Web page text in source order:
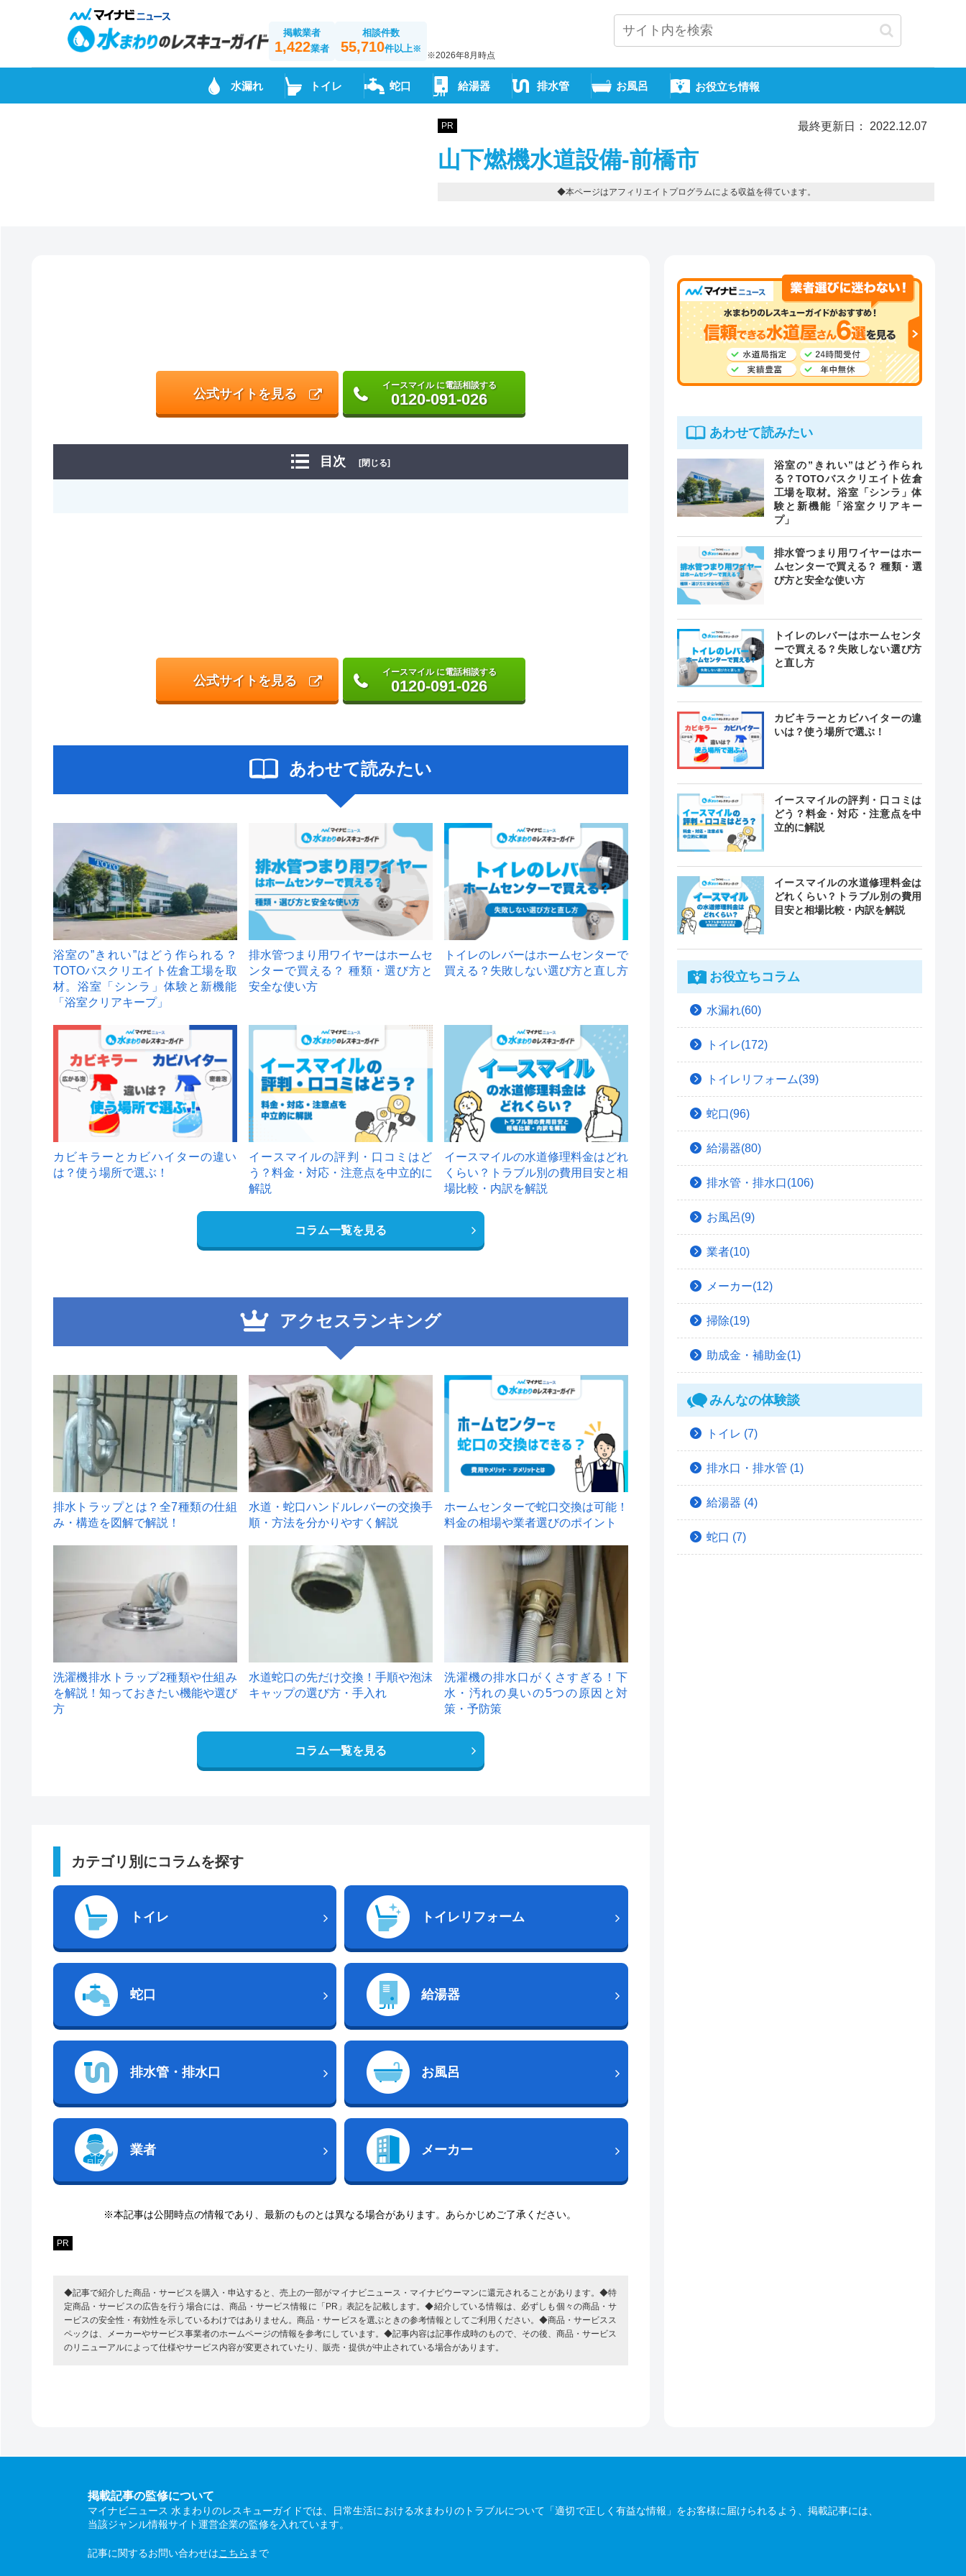
掲載業者
1,422業者
相談件数
55,710件以上※
※2026年8月時点
水漏れ トイレ 蛇口 給湯器 排水管 お風呂 お役立ち情報
PR 最終更新日： 2022.12.07
山下燃機水道設備-前橋市
◆本ページはアフィリエイトプログラムによる収益を得ています。
公式サイトを見る
イースマイル に電話相談する
0120-091-026
目次 [閉じる]
公式サイトを見る
イースマイル に電話相談する
0120-091-026
あわせて読みたい
浴室の”きれい”はどう作られる？
TOTOバスクリエイト佐倉工場を取
材。浴室「シンラ」体験と新機能
「浴室クリアキープ」
排水管つまり用ワイヤーはホームセ
ンターで買える？ 種類・選び方と
安全な使い方
トイレのレバーはホームセンターで
買える？失敗しない選び方と直し方
カビキラーとカビハイターの違い
は？使う場所で選ぶ！
イースマイルの評判・口コミはど
う？料金・対応・注意点を中立的に
解説
イースマイルの水道修理料金はどれ
くらい？トラブル別の費用目安と相
場比較・内訳を解説
コラム一覧を見る
アクセスランキング
1
排水トラップとは？全7種類の仕組
み・構造を図解で解説！
2
水道・蛇口ハンドルレバーの交換手
順・方法を分かりやすく解説
ホームセンターで蛇口交換は可能！
料金の相場や業者選びのポイント
洗濯機排水トラップ2種類や仕組み
を解説！知っておきたい機能や選び
方
水道蛇口の先だけ交換！手順や泡沫
キャップの選び方・手入れ
洗濯機の排水口がくさすぎる！下
水・汚れの臭いの5つの原因と対
策・予防策
コラム一覧を見る
カテゴリ別にコラムを探す
トイレ トイレリフォーム
蛇口 給湯器
排水管・排水口 お風呂
業者 メーカー
※本記事は公開時点の情報であり、最新のものとは異なる場合があります。あらかじめご了承ください。
PR
◆記事で紹介した商品・サービスを購入・申込すると、売上の一部がマイナビニュース・マイナビウーマンに還元されることがあります。◆特
定商品・サービスの広告を行う場合には、商品・サービス情報に「PR」表記を記載します。◆紹介している情報は、必ずしも個々の商品・サ
ービスの安全性・有効性を示しているわけではありません。商品・サービスを選ぶときの参考情報としてご利用ください。◆商品・サービスス
ペックは、メーカーやサービス事業者のホームページの情報を参考にしています。◆記事内容は記事作成時のもので、その後、商品・サービス
のリニューアルによって仕様やサービス内容が変更されていたり、販売・提供が中止されている場合があります。
あわせて読みたい
浴室の”きれい”はどう作られ
る？TOTOバスクリエイト佐倉
工場を取材。浴室「シンラ」体
験と新機能「浴室クリアキー
プ」
排水管つまり用ワイヤーはホー
ムセンターで買える？ 種類・選
び方と安全な使い方
トイレのレバーはホームセンタ
ーで買える？失敗しない選び方
と直し方
カビキラーとカビハイターの違
いは？使う場所で選ぶ！
イースマイルの評判・口コミは
どう？料金・対応・注意点を中
立的に解説
イースマイルの水道修理料金は
どれくらい？トラブル別の費用
目安と相場比較・内訳を解説
お役立ちコラム
水漏れ(60)
トイレ(172)
トイレリフォーム(39)
蛇口(96)
給湯器(80)
排水管・排水口(106)
お風呂(9)
業者(10)
メーカー(12)
掃除(19)
助成金・補助金(1)
みんなの体験談
トイレ (7)
排水口・排水管 (1)
給湯器 (4)
蛇口 (7)
掲載記事の監修について
マイナビニュース 水まわりのレスキューガイドでは、日常生活における水まわりのトラブルについて「適切で正しく有益な情報」をお客様に届けられるよう、掲載記事には、
当該ジャンル情報サイト運営企業の監修を入れています。
記事に関するお問い合わせはこちら まで